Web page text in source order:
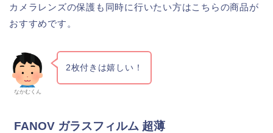
カメラレンズの保護も同時に行いたい方はこちらの商品が
おすすめです。
なかむくん
2枚付きは嬉しい！
FANOV ガラスフィルム 超薄